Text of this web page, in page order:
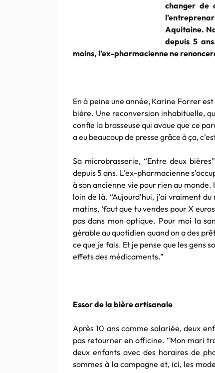
changer de
Aquitaine.
depuis 5
moins, l’ex-pharmacienne ne
En à peine une année, Karine Forrer
bière. Une reconversion inhabituelle,
confie la brasseuse qui avoue que ce
a eu beaucoup de presse grâce à ça,
Sa microbrasserie, “Entre deux
depuis 5 ans. L’ex-pharmacienne
à son ancienne vie pour rien au
loin de là. “Aujourd’hui, j’ai vraiment
matins, ‘faut que tu vendes pour X
pas dans mon optique. Pour moi la
gérable au quotidien quand on a des
ce que je fais. Et je pense que les gens
effets des médicaments.”
Essor de la bière artisanale
Après 10 ans comme salariée, deux
pas retourner en officine. “Mon mari
deux enfants avec des horaires de
sommes à la campagne et, ici, les